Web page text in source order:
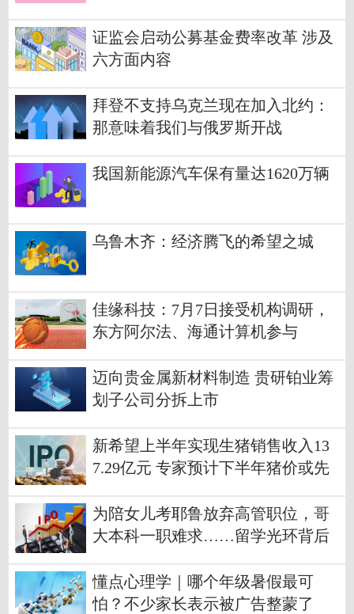
证监会启动公募基金费率改革 涉及
六方面内容
拜登不支持乌克兰现在加入北约：
那意味着我们与俄罗斯开战
我国新能源汽车保有量达1620万辆
乌鲁木齐：经济腾飞的希望之城
佳缘科技：7月7日接受机构调研，
东方阿尔法、海通计算机参与
迈向贵金属新材料制造 贵研铂业筹
划子公司分拆上市
新希望上半年实现生猪销售收入13
7.29亿元 专家预计下半年猪价或先
为陪女儿考耶鲁放弃高管职位，哥
大本科一职难求……留学光环背后
懂点心理学｜哪个年级暑假最可
怕？不少家长表示被广告整蒙了